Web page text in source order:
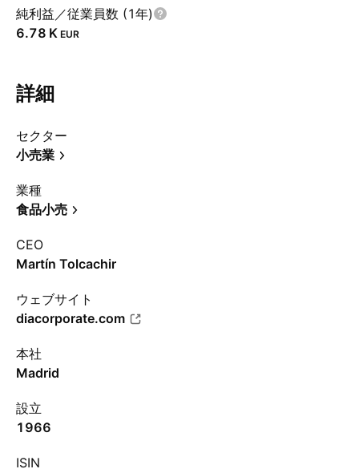
純利益／従業員数 (1年)
‪6.78 K‬ EUR
詳細
セクター
小売業
業種
食品小売
CEO
Martín Tolcachir
ウェブサイト
diacorporate.com
本社
Madrid
設立
1966
ISIN